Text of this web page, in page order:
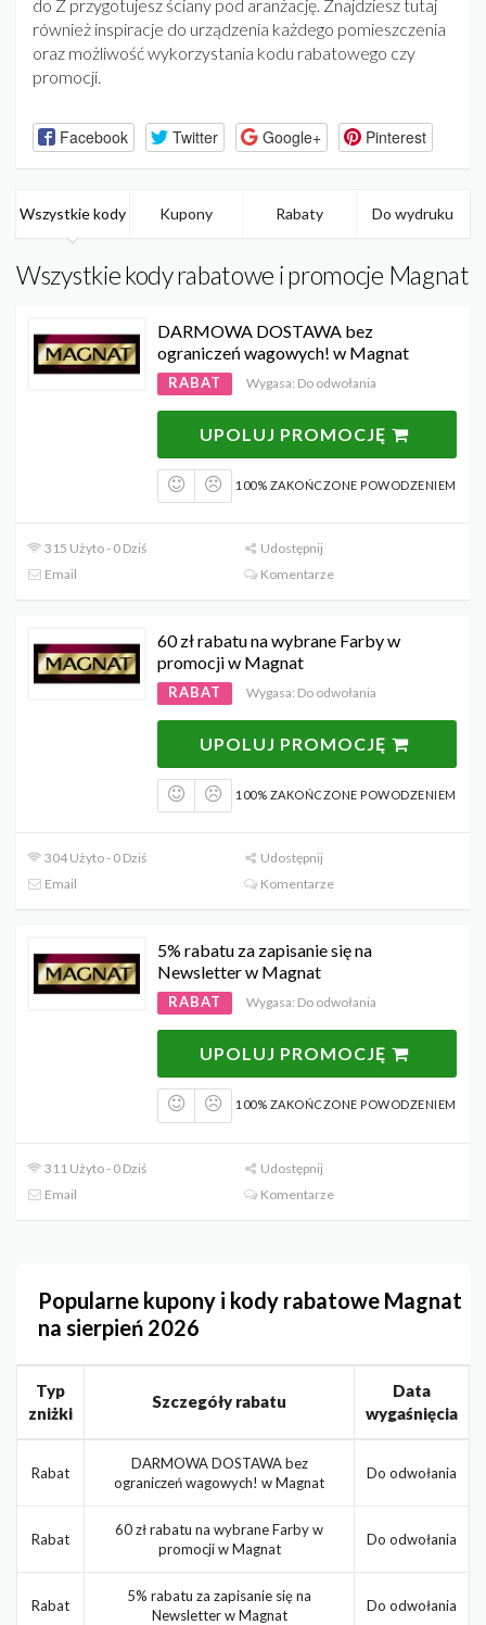
do Z przygotujesz ściany pod aranżację. Znajdziesz tutaj
również inspiracje do urządzenia każdego pomieszczenia
oraz możliwość wykorzystania kodu rabatowego czy
promocji.
Facebook Twitter Google+ Pinterest
Wszystkie kody Kupony Rabaty Do wydruku
Wszystkie kody rabatowe i promocje Magnat
DARMOWA DOSTAWA bez
ograniczeń wagowych! w Magnat
RABAT Wygasa: Do odwołania
UPOLUJ PROMOCJĘ
100% ZAKOŃCZONE POWODZENIEM
315 Użyto - 0 Dziś
Udostępnij
Email
Komentarze
60 zł rabatu na wybrane Farby w
promocji w Magnat
RABAT Wygasa: Do odwołania
UPOLUJ PROMOCJĘ
100% ZAKOŃCZONE POWODZENIEM
304 Użyto - 0 Dziś
Udostępnij
Email
Komentarze
5% rabatu za zapisanie się na
Newsletter w Magnat
RABAT Wygasa: Do odwołania
UPOLUJ PROMOCJĘ
100% ZAKOŃCZONE POWODZENIEM
311 Użyto - 0 Dziś
Udostępnij
Email
Komentarze
Popularne kupony i kody rabatowe Magnat
na sierpień 2026
Typ
zniżki
Szczegóły rabatu
Data
wygaśnięcia
Rabat
DARMOWA DOSTAWA bez
ograniczeń wagowych! w Magnat
Do odwołania
Rabat
60 zł rabatu na wybrane Farby w
promocji w Magnat
Do odwołania
Rabat
5% rabatu za zapisanie się na
Newsletter w Magnat
Do odwołania